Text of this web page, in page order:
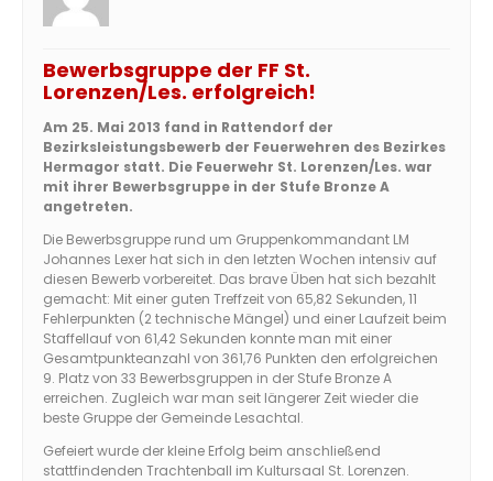
Bewerbsgruppe der FF St.
Lorenzen/Les. erfolgreich!
Am 25. Mai 2013 fand in Rattendorf der
Bezirksleistungsbewerb der Feuerwehren des Bezirkes
Hermagor statt. Die Feuerwehr St. Lorenzen/Les. war
mit ihrer Bewerbsgruppe in der Stufe Bronze A
angetreten.
Die Bewerbsgruppe rund um Gruppenkommandant LM
Johannes Lexer hat sich in den letzten Wochen intensiv auf
diesen Bewerb vorbereitet. Das brave Üben hat sich bezahlt
gemacht: Mit einer guten Treffzeit von 65,82 Sekunden, 11
Fehlerpunkten (2 technische Mängel) und einer Laufzeit beim
Staffellauf von 61,42 Sekunden konnte man mit einer
Gesamtpunkteanzahl von 361,76 Punkten den erfolgreichen
9. Platz von 33 Bewerbsgruppen in der Stufe Bronze A
erreichen. Zugleich war man seit längerer Zeit wieder die
beste Gruppe der Gemeinde Lesachtal.
Gefeiert wurde der kleine Erfolg beim anschließend
stattfindenden Trachtenball im Kultursaal St. Lorenzen.